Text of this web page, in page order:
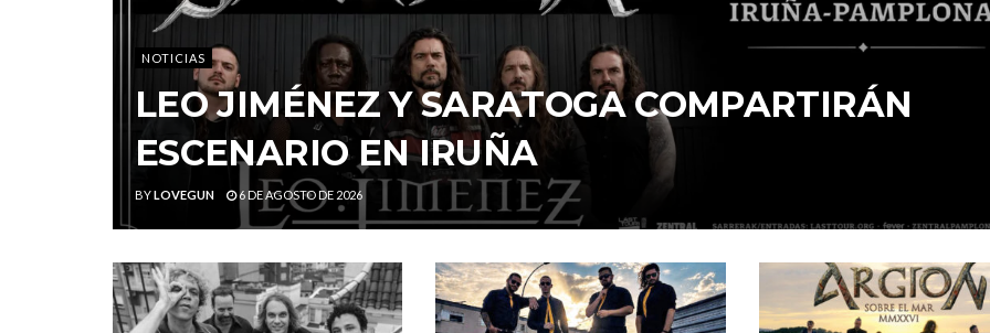
NOTICIAS
LEO JIMÉNEZ Y SARATOGA COMPARTIRÁN
ESCENARIO EN IRUÑA
BYLOVEGUN 6 DE AGOSTO DE 2026